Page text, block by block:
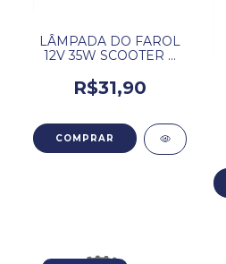
LÂMPADA DO FAROL
12V 35W SCOOTER E
R$31,90